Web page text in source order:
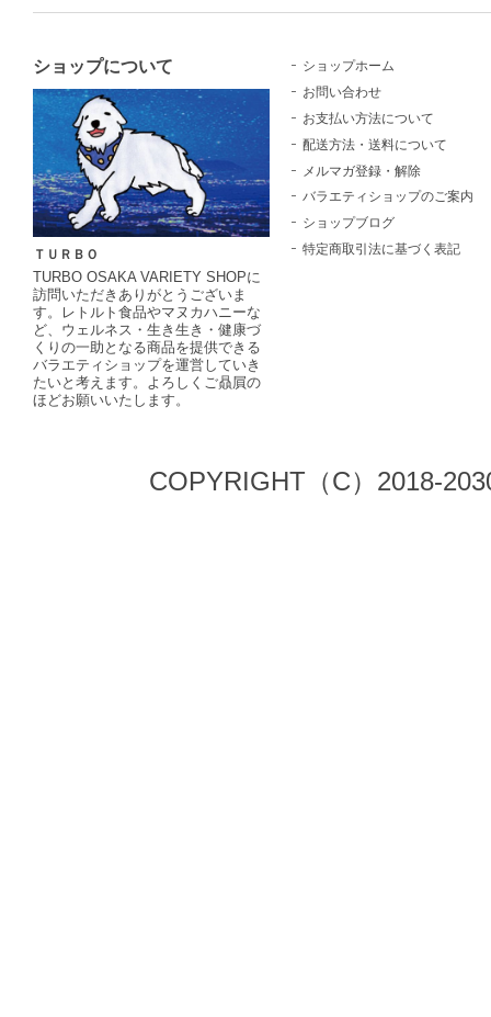
ショップについて
ＴＵＲＢＯ
TURBO OSAKA VARIETY SHOPに
訪問いただきありがとうございま
す。レトルト食品やマヌカハニーな
ど、ウェルネス・生き生き・健康づ
くりの一助となる商品を提供できる
バラエティショップを運営していき
たいと考えます。よろしくご贔屓の
ほどお願いいたします。
ショップホーム
お問い合わせ
お支払い方法について
配送方法・送料について
メルマガ登録・解除
バラエティショップのご案内
ショップブログ
特定商取引法に基づく表記
COPYRIGHT（C）2018-